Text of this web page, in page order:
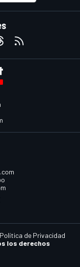
los derechos
Política de Privacidad